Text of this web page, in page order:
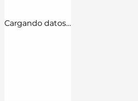
Cargando datos…